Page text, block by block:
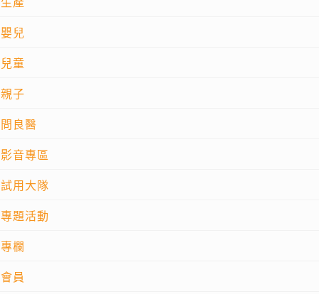
嬰兒
兒童
親子
問良醫
影音專區
試用大隊
專題活動
專欄
會員